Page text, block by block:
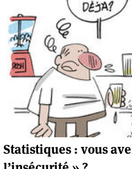
Statistiques : vous